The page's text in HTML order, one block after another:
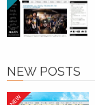
NEW POSTS